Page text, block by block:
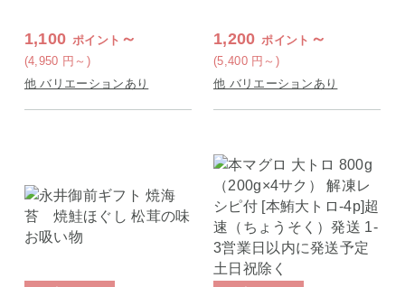
1,100 ポイント ～
(4,950 円 ～)
他 バリエーションあり
1,200 ポイント ～
(5,400 円 ～)
他 バリエーションあり